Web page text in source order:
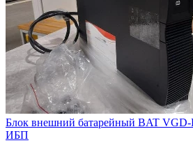
Блок внешний батарейный BAT
ИБП